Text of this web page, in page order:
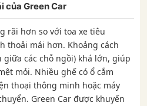
của Green Car
rãi hơn so với toa xe tiêu
thoải mái hơn. Khoảng cách
giữa các chỗ ngồi) khá lớn, giúp
mỏi. Nhiều ghế có ổ cắm
thoại thông minh hoặc máy
Green Car được khuyến